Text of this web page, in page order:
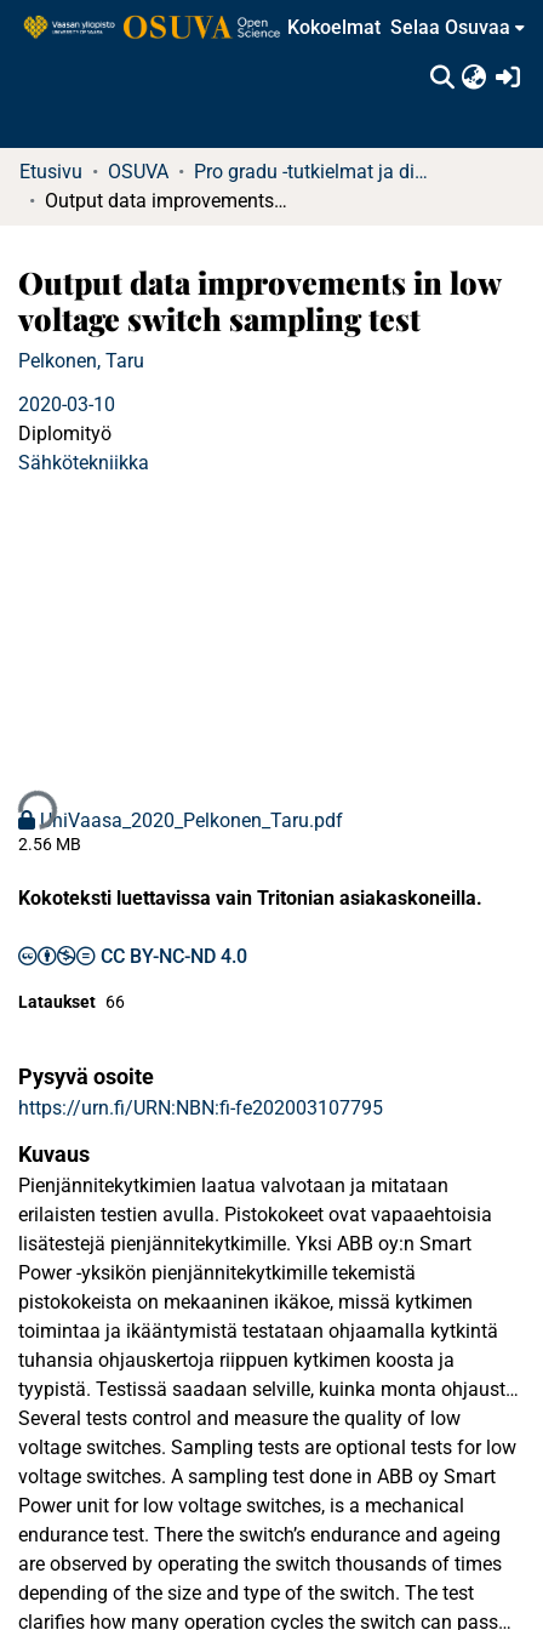
Kokoelmat Selaa Osuvaa
Etusivu OSUVA
Pro gradu -tutkielmat ja diplomityöt (rajattu saatavuus)
Output data improvements in low voltage switch sampling test
Output data improvements in low
voltage switch sampling test
Pelkonen, Taru
2020-03-10
Diplomityö
Sähkötekniikka
UniVaasa_2020_Pelkonen_Taru.pdf
2.56 MB
Kokoteksti luettavissa vain Tritonian asiakaskoneilla.
CC BY-NC-ND 4.0
Lataukset 66
Pysyvä osoite
https://urn.fi/URN:NBN:fi-fe202003107795
Kuvaus
Pienjännitekytkimien laatua valvotaan ja mitataan
erilaisten testien avulla. Pistokokeet ovat vapaaehtoisia
lisätestejä pienjännitekytkimille. Yksi ABB oy:n Smart
Power -yksikön pienjännitekytkimille tekemistä
pistokokeista on mekaaninen ikäkoe, missä kytkimen
toimintaa ja ikääntymistä testataan ohjaamalla kytkintä
tuhansia ohjauskertoja riippuen kytkimen koosta ja
tyypistä. Testissä saadaan selville, kuinka monta ohjausta
kytkin kestää käyttöä ennen kuin se vikaantuu. Tässä
työssä keskitytään mekaanisten ikäkoetestilaitteiden
kehittämiseen. Työn tavoitteena on saada aiempaa
laajempia ja helpommin hyödynnettäviä testituloksia
mekaanisista ikäkokeista.
Työssä tutustutaan erilaisiin pienjännitekytkimiin ja niiden
rakenteisiin tuotetietojen ja sisäisten materiaalien avulla.
Several tests control and measure the quality of low
voltage switches. Sampling tests are optional tests for low
voltage switches. A sampling test done in ABB oy Smart
Power unit for low voltage switches, is a mechanical
endurance test. There the switch’s endurance and ageing
are observed by operating the switch thousands of times
depending of the size and type of the switch. The test
clarifies how many operation cycles the switch can pass